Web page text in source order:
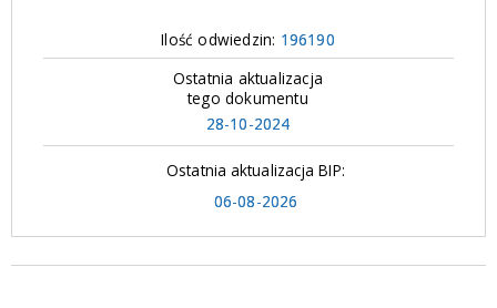
Ilość odwiedzin: 196190
Ostatnia aktualizacja
tego dokumentu
28-10-2024
Ostatnia aktualizacja BIP:
06-08-2026